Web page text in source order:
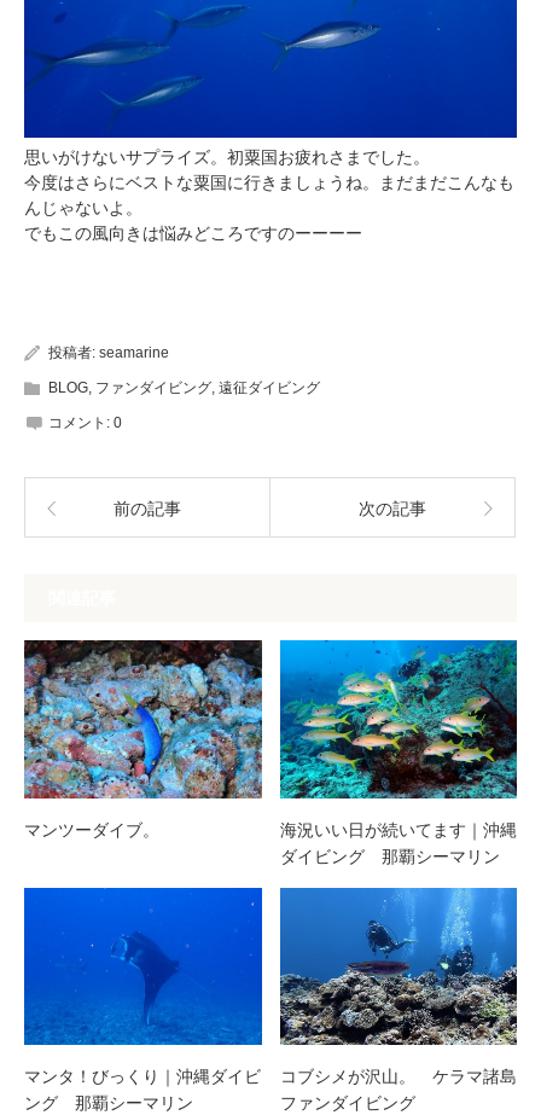
思いがけないサプライズ。初粟国お疲れさまでした。
今度はさらにベストな粟国に行きましょうね。まだまだこんなも
んじゃないよ。
でもこの風向きは悩みどころですのーーーー
投稿者: seamarine
BLOG ファンダイビング 遠征ダイビング
コメント: 0
前の記事 次の記事
マンツーダイブ。
海況いい日が続いてます｜沖縄
ダイビング 那覇シーマリン
マンタ！びっくり｜沖縄ダイビ
ング 那覇シーマリン
コブシメが沢山。 ケラマ諸島
ファンダイビング